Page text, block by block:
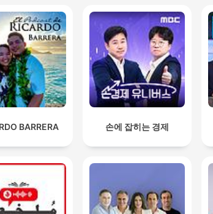
BARRERA 손에 잡히는 경제